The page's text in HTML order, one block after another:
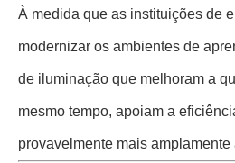
À medida que as instituições de
modernizar os ambientes de
de iluminação que melhoram a
mesmo tempo, apoiam a
provavelmente mais amplamente